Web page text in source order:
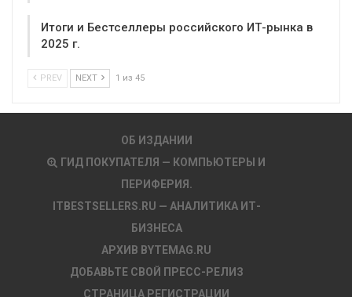
Итоги и Бестселлеры российского ИТ-рынка в
2025 г.
PREV NEXT 1 из 45
ОБ ИЗДАНИИ
ГИД ПОКУПАТЕЛЯ — КОМПЬЮТЕРЫ И
ПЕРИФЕРИЯ.
ITBESTSELLERS.RU — АНАЛИТИКА ИТ-
БИЗНЕСА
АРХИВ BYTEMAG.RU
ДОБАВЬТЕ СВОЙ ПРЕСС-РЕЛИЗ
СТРАНИЦА РЕГИСТРАЦИИ